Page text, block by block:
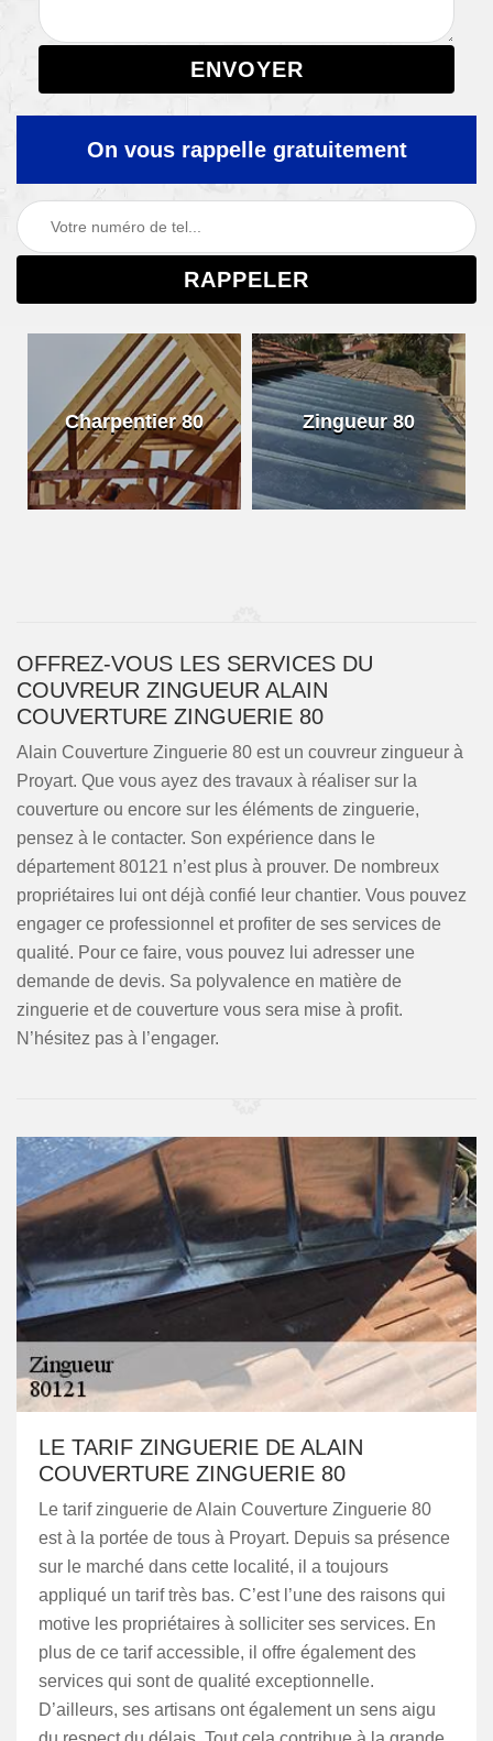
On vous rappelle gratuitement
Charpentier 80 Zingueur 80
OFFREZ-VOUS LES SERVICES DU
COUVREUR ZINGUEUR ALAIN
COUVERTURE ZINGUERIE 80
Alain Couverture Zinguerie 80 est un couvreur zingueur à
Proyart. Que vous ayez des travaux à réaliser sur la
couverture ou encore sur les éléments de zinguerie,
pensez à le contacter. Son expérience dans le
département 80121 n’est plus à prouver. De nombreux
propriétaires lui ont déjà confié leur chantier. Vous pouvez
engager ce professionnel et profiter de ses services de
qualité. Pour ce faire, vous pouvez lui adresser une
demande de devis. Sa polyvalence en matière de
zinguerie et de couverture vous sera mise à profit.
N’hésitez pas à l’engager.
LE TARIF ZINGUERIE DE ALAIN
COUVERTURE ZINGUERIE 80
Le tarif zinguerie de Alain Couverture Zinguerie 80
est à la portée de tous à Proyart. Depuis sa présence
sur le marché dans cette localité, il a toujours
appliqué un tarif très bas. C’est l’une des raisons qui
motive les propriétaires à solliciter ses services. En
plus de ce tarif accessible, il offre également des
services qui sont de qualité exceptionnelle.
D’ailleurs, ses artisans ont également un sens aigu